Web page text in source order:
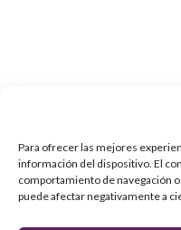
Para ofrecer las mejores
información del dispositivo. El
comportamiento de navegación
puede afectar negativamente a